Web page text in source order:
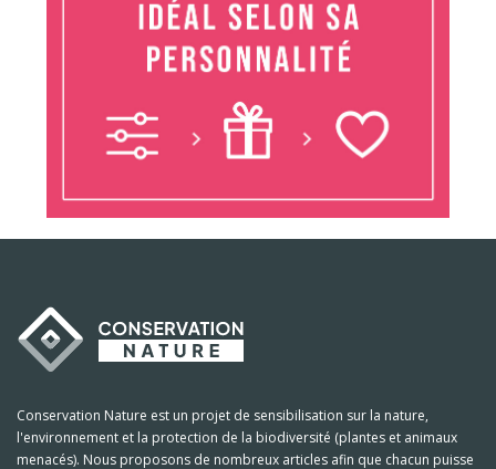
Conservation Nature est un projet de sensibilisation sur la nature,
l'environnement et la protection de la biodiversité (plantes et animaux
menacés). Nous proposons de nombreux articles afin que chacun puisse